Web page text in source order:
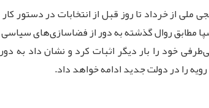
مطابق روال گذشته به دور از فضاسازی‌های
خود را بار دیگر اثبات کرد و نشان داد به
را در دولت جدید ادامه خواهد داد.